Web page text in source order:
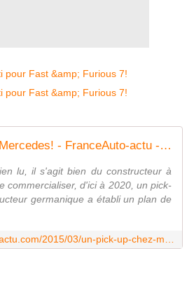
Un pick-up chez...Mercedes! - FranceAuto-actu - actualité automobile régionale et internationale
lu, il s'agit bien du constructeur à
commercialiser, d'ici à 2020, un pick-
germanique a établi un plan de